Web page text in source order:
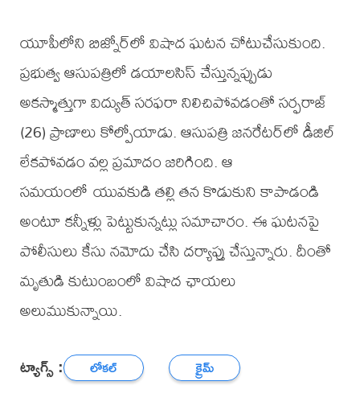
యూపీలోని బిజ్నోర్‌లో విషాద ఘటన చోటుచేసుకుంది.
ప్రభుత్వ ఆసుపత్రిలో డయాలసిస్ చేస్తున్నప్పుడు
అకస్మాత్తుగా విద్యుత్ సరఫరా నిలిచిపోవడంతో సర్ఫరాజ్
(26) ప్రాణాలు కోల్పోయాడు. ఆసుపత్రి జనరేటర్‌లో డీజిల్
లేకపోవడం వల్ల ప్రమాదం జరిగింది. ఆ
సమయంలో యువకుడి తల్లి తన కొడుకుని కాపాడండి
అంటూ కన్నీళ్లు పెట్టుకున్నట్లు సమాచారం. ఈ ఘటనపై
పోలీసులు కేసు నమోదు చేసి దర్యాప్తు చేస్తున్నారు. దీంతో
మృతుడి కుటుంబంలో విషాద ఛాయలు
అలుముకున్నాయి.
ట్యాగ్స్ : లోకల్ క్రైమ్